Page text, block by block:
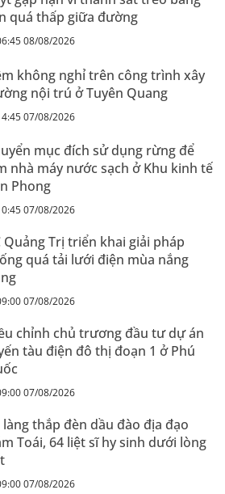
quá thấp giữa đường
08/08/2026
không nghỉ trên công trình xây
nội trú ở Tuyên Quang
07/08/2026
mục đích sử dụng rừng để
nhà máy nước sạch ở Khu kinh tế
Phong
07/08/2026
Quảng Trị triển khai giải pháp
quá tải lưới điện mùa nắng
07/08/2026
chỉnh chủ trương đầu tư dự án
tàu điện đô thị đoạn 1 ở Phú
07/08/2026
làng thắp đèn dầu đào địa đạo
Toái, 64 liệt sĩ hy sinh dưới lòng
07/08/2026